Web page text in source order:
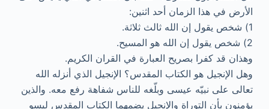
الأرض في هذا الزمان أحد اثنين:
1) شخص يقول إن الله ثالث ثلاثة.
2) شخص يقول إن الله هو المسيح.
وهذان قد كفرا بصريح العبارة في القران الكريم.
وهل الإنجيل هو الكتاب المقدس؟ الإنجيل الذي أنزله الله
تعالى على نبيّه عيسى وبلّغه للناس شفاهة رفع معه. والذين
يؤمنون بأن التوراة والإنجيل يضمهما الكتاب المقدس ليسو